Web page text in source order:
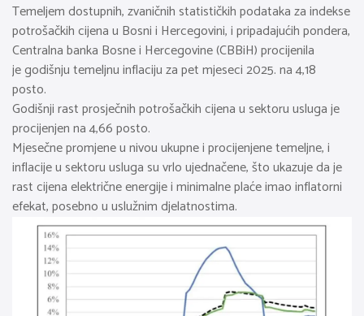
Temeljem dostupnih, zvaničnih statističkih podataka za indekse
potrošačkih cijena u Bosni i Hercegovini, i pripadajućih pondera,
Centralna banka Bosne i Hercegovine (CBBiH) procijenila
je godišnju temeljnu inflaciju za pet mjeseci 2025. na 4,18
posto.
Godišnji rast prosječnih potrošačkih cijena u sektoru usluga je
procijenjen na 4,66 posto.
Mjesečne promjene u nivou ukupne i procijenjene temeljne, i
inflacije u sektoru usluga su vrlo ujednačene, što ukazuje da je
rast cijena električne energije i minimalne plaće imao inflatorni
efekat, posebno u uslužnim djelatnostima.